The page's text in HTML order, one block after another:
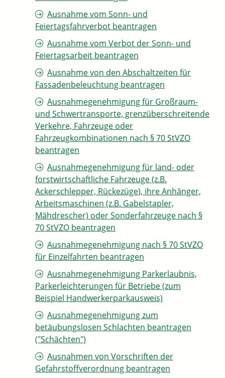
Ausnahme vom Sonn- und
Feiertagsfahrverbot beantragen
Ausnahme vom Verbot der Sonn- und
Feiertagsarbeit beantragen
Ausnahme von den Abschaltzeiten für
Fassadenbeleuchtung beantragen
Ausnahmegenehmigung für Großraum-
und Schwertransporte, grenzüberschreitende
Verkehre, Fahrzeuge oder
Fahrzeugkombinationen nach § 70 StVZO
beantragen
Ausnahmegenehmigung für land- oder
forstwirtschaftliche Fahrzeuge (z.B.
Ackerschlepper, Rückezüge), ihre Anhänger,
Arbeitsmaschinen (z.B. Gabelstapler,
Mähdrescher) oder Sonderfahrzeuge nach §
70 StVZO beantragen
Ausnahmegenehmigung nach § 70 StVZO
für Einzelfahrten beantragen
Ausnahmegenehmigung Parkerlaubnis,
Parkerleichterungen für Betriebe (zum
Beispiel Handwerkerparkausweis)
Ausnahmegenehmigung zum
betäubungslosen Schlachten beantragen
("Schächten")
Ausnahmen von Vorschriften der
Gefahrstoffverordnung beantragen